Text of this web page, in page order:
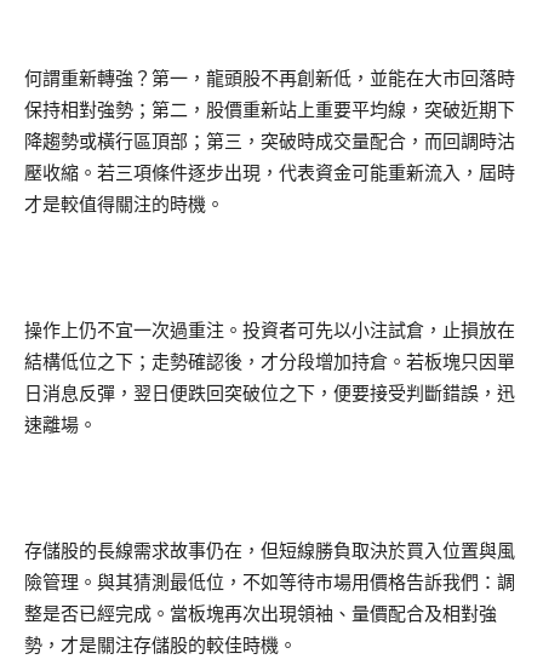
何謂重新轉強？第一，龍頭股不再創新低，並能在大市回落時
保持相對強勢；第二，股價重新站上重要平均線，突破近期下
降趨勢或橫行區頂部；第三，突破時成交量配合，而回調時沽
壓收縮。若三項條件逐步出現，代表資金可能重新流入，屆時
才是較值得關注的時機。
操作上仍不宜一次過重注。投資者可先以小注試倉，止損放在
結構低位之下；走勢確認後，才分段增加持倉。若板塊只因單
日消息反彈，翌日便跌回突破位之下，便要接受判斷錯誤，迅
速離場。
存儲股的長線需求故事仍在，但短線勝負取決於買入位置與風
險管理。與其猜測最低位，不如等待市場用價格告訴我們：調
整是否已經完成。當板塊再次出現領袖、量價配合及相對強
勢，才是關注存儲股的較佳時機。